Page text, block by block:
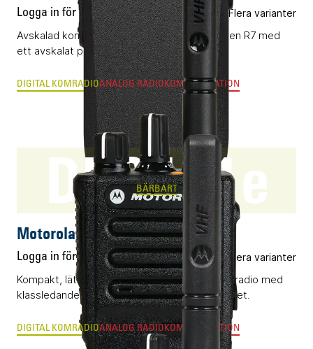
Logga in för pris Flera varianter
Avskalad komradio (DMR) i flaggskepps-serien R7 med
ett avskalat pris.
DIGITAL KOMRADIOANALOG RADIOKOMMUNIKATION
DP3441e
BÄRBART
Motorola DP3441e
Logga in för pris Flera varianter
Kompakt, lättanvänd och vattentät DMR-komradio med
klassledande radioegenskaper och byggkvalitet.
DIGITAL KOMRADIOANALOG RADIOKOMMUNIKATION